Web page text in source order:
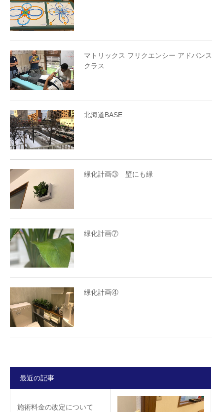
マトリックス フリクエンシー アドバンス
クラス
北海道BASE
緑化計画③ 壁にも緑
緑化計画⑦
緑化計画④
最近の記事
施術料金の改定について